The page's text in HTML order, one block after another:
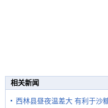
相关新闻
西林县昼夜温差大 有利于沙